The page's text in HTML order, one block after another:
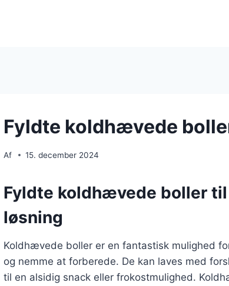
Fyldte koldhævede
Af 15. december 2024
Fyldte koldhævede boller
løsning
Koldhævede boller er en fantastisk mulighed
og nemme at forberede. De kan laves med
til en alsidig snack eller frokostmulighed.